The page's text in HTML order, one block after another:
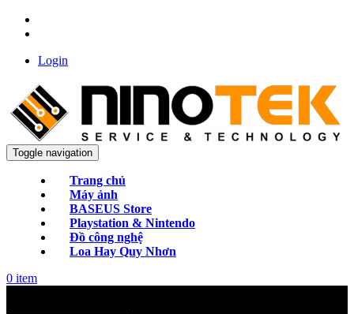
Login
Toggle navigation
Trang chủ
Máy ảnh
BASEUS Store
Playstation & Nintendo
Đồ công nghệ
Loa Hay Quy Nhơn
0 item